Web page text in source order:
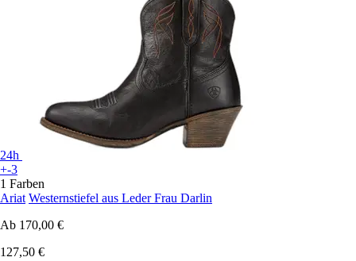
24h
+-3
1 Farben
Ariat Westernstiefel aus Leder Frau Darlin
Ab 170,00 €
127,50 €